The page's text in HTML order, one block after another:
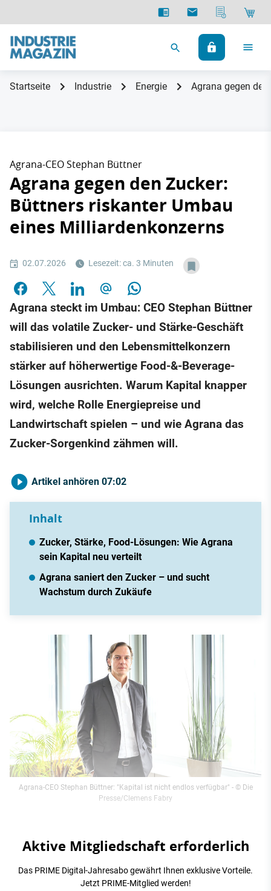
Startseite Industrie Energie Agrana gegen
Agrana-CEO Stephan Büttner
Agrana gegen den Zucker:
Büttners riskanter Umbau
eines Milliardenkonzerns
02.07.2026 Lesezeit: ca. 3 Minuten
Agrana steckt im Umbau: CEO Stephan Büttner
will das volatile Zucker- und Stärke-Geschäft
stabilisieren und den Lebensmittelkonzern
stärker auf höherwertige Food-&-Beverage-
Lösungen ausrichten. Warum Kapital knapper
wird, welche Rolle Energiepreise und
Landwirtschaft spielen – und wie Agrana das
Zucker-Sorgenkind zähmen will.
Artikel anhören 07:02
Inhalt
Zucker, Stärke, Food-Lösungen: Wie Agrana
sein Kapital neu verteilt
Agrana saniert den Zucker – und sucht
Wachstum durch Zukäufe
Agrana-CEO Stephan Büttner: "Kapital ist nicht endlos verfügbar" - © Die
Presse/Clemens Fabry
Aktive Mitgliedschaft erforderlich
Das PRIME Digital-Jahresabo gewährt Ihnen exklusive Vorteile.
Jetzt PRIME-Mitglied werden!